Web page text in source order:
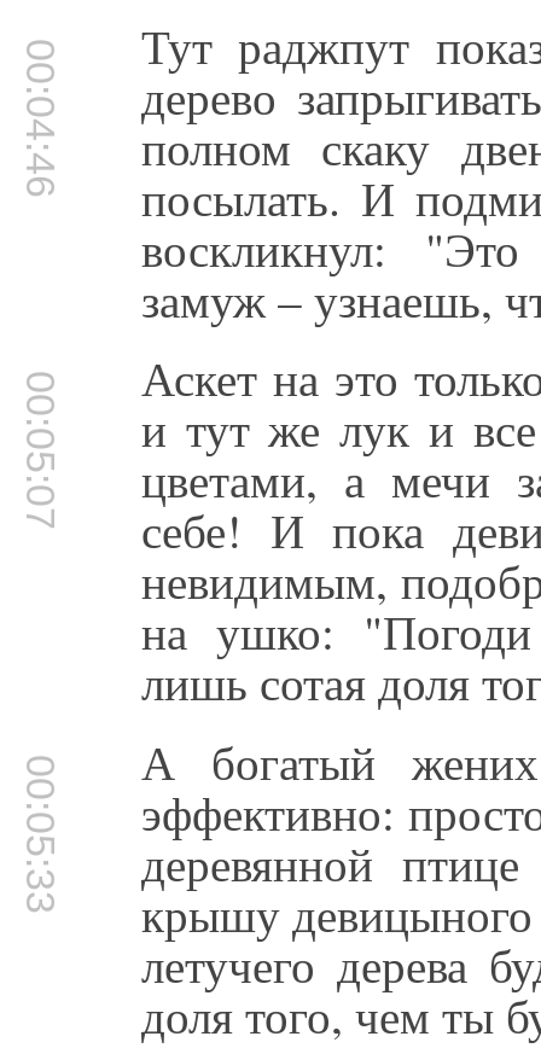
00:04:46 Тут раджпут
дерево
полном скаку
посылать. И
воскликнул:
замуж – узнаешь,
00:05:07 Аскет на это
и тут же лук и
цветами, а мечи
себе! И пока
невидимым,
на ушко: "Погоди
лишь сотая доля
00:05:33 А богатый
эффективно:
деревянной
крышу девицыного
летучего дерева
доля того, чем ты